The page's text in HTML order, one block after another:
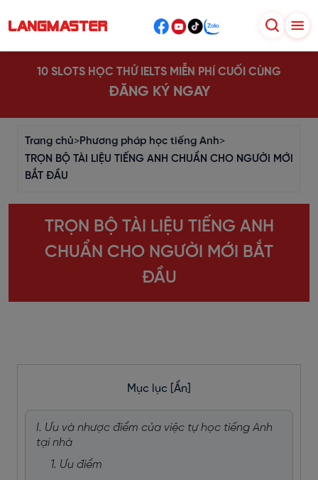
10 SLOTS HỌC THỬ IELTS MIỄN PHÍ CUỐI CÙNG
ĐĂNG KÝ NGAY
Trang chủ>Phương pháp học tiếng Anh>
TRỌN BỘ TÀI LIỆU TIẾNG ANH CHUẨN CHO NGƯỜI MỚI
BẮT ĐẦU
TRỌN BỘ TÀI LIỆU TIẾNG ANH
CHUẨN CHO NGƯỜI MỚI BẮT
ĐẦU
Mục lục [Ẩn]
I. Ưu và nhược điểm của việc tự học tiếng Anh
tại nhà
1. Ưu điểm